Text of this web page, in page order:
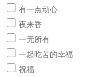
有一点动心
夜来香
一无所有
一起吃苦的幸福
祝福